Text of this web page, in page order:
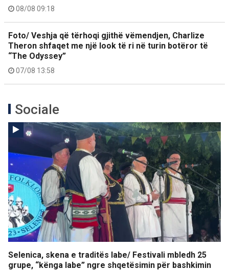
08/08 09:18
Foto/ Veshja që tërhoqi gjithë vëmendjen, Charlize
Theron shfaqet me një look të ri në turin botëror të
“The Odyssey”
07/08 13:58
Sociale
Selenica, skena e traditës labe/ Festivali mbledh 25
grupe, “kënga labe” ngre shqetësimin për bashkimin